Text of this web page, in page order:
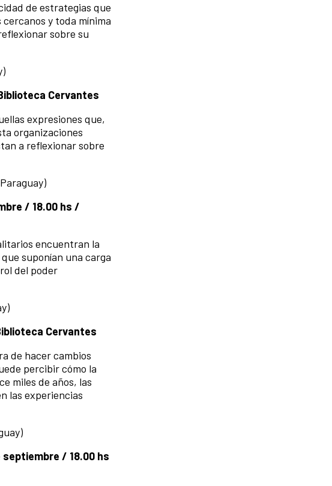
de estrategias que
y toda mínima
sobre su
Cervantes
expresiones que,
organizaciones
a reflexionar sobre
/ 18.00 hs /
encuentran la
suponían una carga
del poder
Cervantes
de hacer cambios
percibir cómo la
miles de años, las
las experiencias
septiembre / 18.00 hs